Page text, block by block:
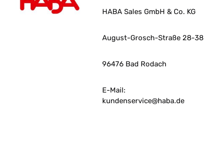
HABA Sales GmbH & Co. KG
August-Grosch-Straße 28-38
96476 Bad Rodach
E-Mail:
kundenservice@haba.de